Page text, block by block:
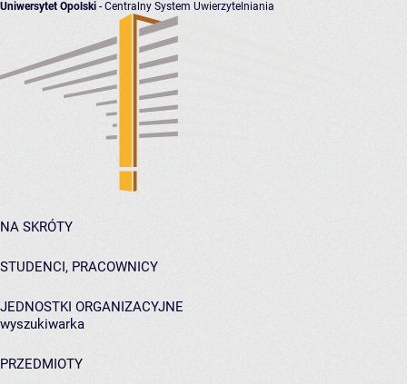
Uniwersytet Opolski - Centralny System Uwierzytelniania
NA SKRÓTY
STUDENCI, PRACOWNICY
JEDNOSTKI ORGANIZACYJNE
wyszukiwarka
PRZEDMIOTY